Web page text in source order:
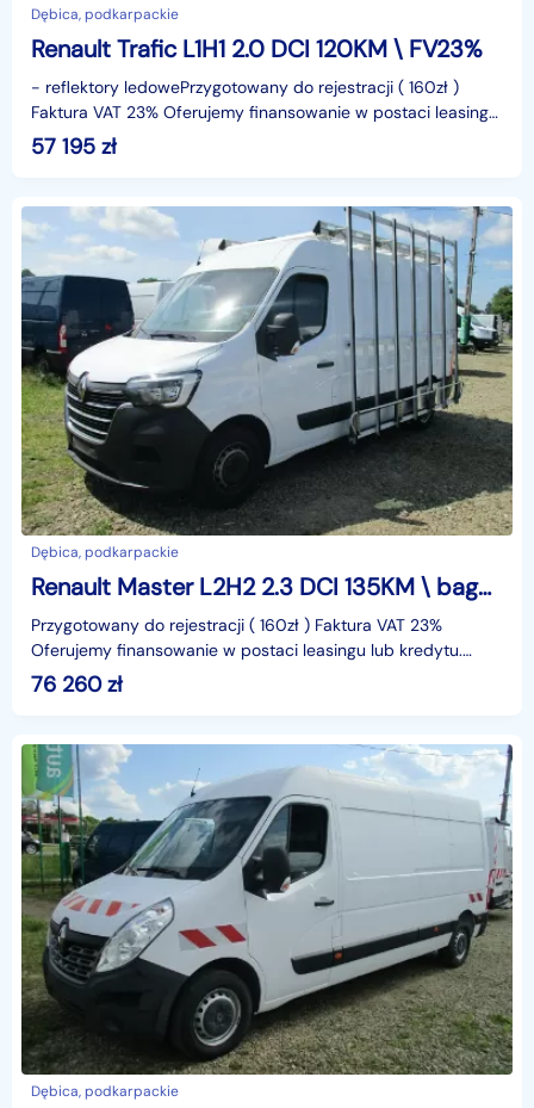
Dębica, podkarpackie
Renault Trafic L1H1 2.0 DCI 120KM \ FV23%
- reflektory ledowePrzygotowany do rejestracji ( 160zł )
Faktura VAT 23% Oferujemy finansowanie w postaci leasingu
lub kredytu. Gwarantujemy za przebieg.identyf
57 195 zł
Dębica, podkarpackie
Renault Master L2H2 2.3 DCI 135KM \ bagażnik dachowy + boczny na okna \ VAT23%
Przygotowany do rejestracji ( 160zł ) Faktura VAT 23%
Oferujemy finansowanie w postaci leasingu lub kredytu.
Gwarantujemy za przebieg.identyfikator: AKL3KK2Z
76 260zł
Dębica, podkarpackie